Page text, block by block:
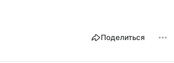
Поделиться